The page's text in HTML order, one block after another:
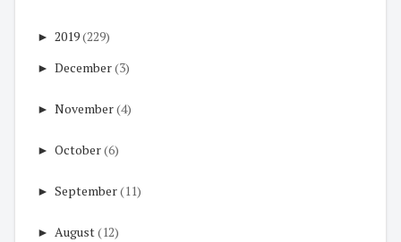
► 2019(229)
► December(3)
► November(4)
► October(6)
► September(11)
► August(12)